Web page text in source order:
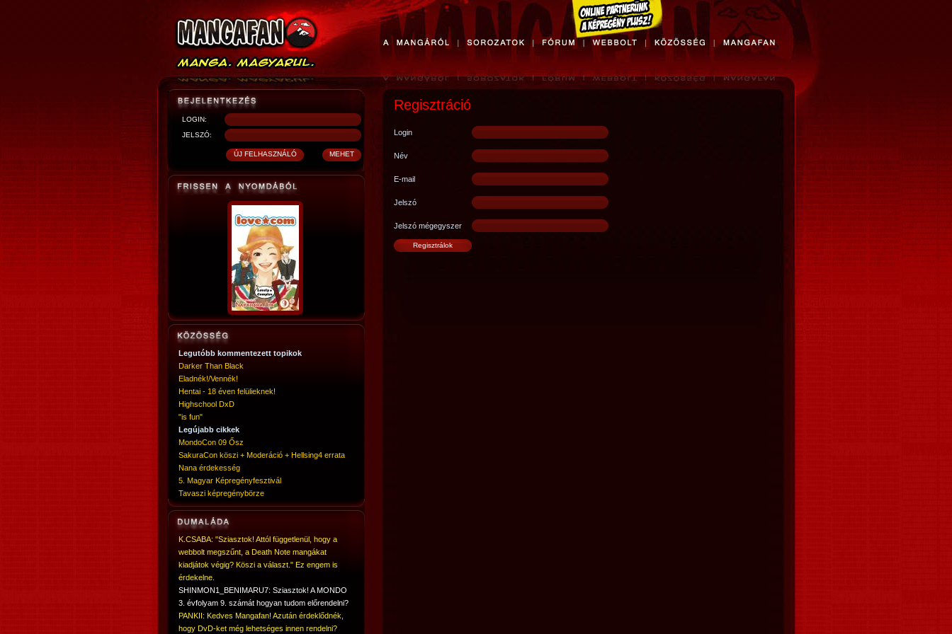
LOGIN:
JELSZÓ:
Legutóbb kommentezett topikok
Darker Than Black
Eladnék!/Vennék!
Hentai - 18 éven felülieknek!
Highschool DxD
"is fun"
Legújabb cikkek
MondoCon 09 Ősz
SakuraCon köszi + Moderáció + Hellsing4 errata
Nana érdekesség
5. Magyar Képregényfesztivál
Tavaszi képregénybörze
K.CSABA: "Sziasztok! Attól függetlenül, hogy a
webbolt megszűnt, a Death Note mangákat
kiadjátok végig? Köszi a választ." Ez engem is
érdekelne.
SHINMON1_BENIMARU7: Sziasztok! A MONDO
3. évfolyam 9. számát hogyan tudom előrendelni?
PANKII: Kedves Mangafan! Azután érdeklődnék,
hogy DvD-ket még lehetséges innen rendelni?
Regisztráció
Login
Név
E-mail
Jelszó
Jelszó mégegyszer